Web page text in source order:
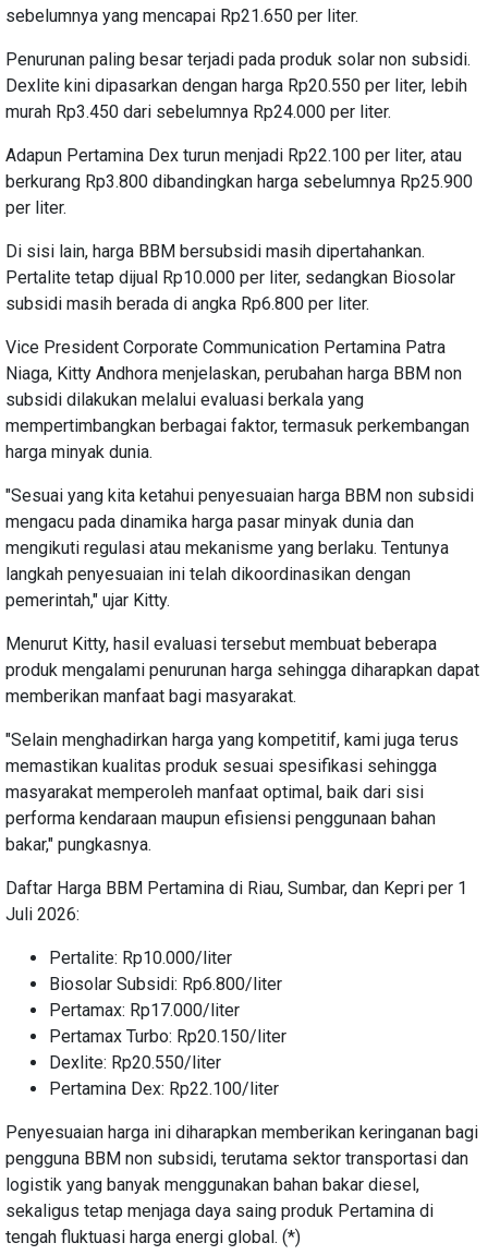
sebelumnya yang mencapai Rp21.650 per liter.
Penurunan paling besar terjadi pada produk solar non subsidi.
Dexlite kini dipasarkan dengan harga Rp20.550 per liter, lebih
murah Rp3.450 dari sebelumnya Rp24.000 per liter.
Adapun Pertamina Dex turun menjadi Rp22.100 per liter, atau
berkurang Rp3.800 dibandingkan harga sebelumnya Rp25.900
per liter.
Di sisi lain, harga BBM bersubsidi masih dipertahankan.
Pertalite tetap dijual Rp10.000 per liter, sedangkan Biosolar
subsidi masih berada di angka Rp6.800 per liter.
Vice President Corporate Communication Pertamina Patra
Niaga, Kitty Andhora menjelaskan, perubahan harga BBM non
subsidi dilakukan melalui evaluasi berkala yang
mempertimbangkan berbagai faktor, termasuk perkembangan
harga minyak dunia.
"Sesuai yang kita ketahui penyesuaian harga BBM non subsidi
mengacu pada dinamika harga pasar minyak dunia dan
mengikuti regulasi atau mekanisme yang berlaku. Tentunya
langkah penyesuaian ini telah dikoordinasikan dengan
pemerintah," ujar Kitty.
Menurut Kitty, hasil evaluasi tersebut membuat beberapa
produk mengalami penurunan harga sehingga diharapkan dapat
memberikan manfaat bagi masyarakat.
"Selain menghadirkan harga yang kompetitif, kami juga terus
memastikan kualitas produk sesuai spesifikasi sehingga
masyarakat memperoleh manfaat optimal, baik dari sisi
performa kendaraan maupun efisiensi penggunaan bahan
bakar," pungkasnya.
Daftar Harga BBM Pertamina di Riau, Sumbar, dan Kepri per 1
Juli 2026:
Pertalite: Rp10.000/liter
Biosolar Subsidi: Rp6.800/liter
Pertamax: Rp17.000/liter
Pertamax Turbo: Rp20.150/liter
Dexlite: Rp20.550/liter
Pertamina Dex: Rp22.100/liter
Penyesuaian harga ini diharapkan memberikan keringanan bagi
pengguna BBM non subsidi, terutama sektor transportasi dan
logistik yang banyak menggunakan bahan bakar diesel,
sekaligus tetap menjaga daya saing produk Pertamina di
tengah fluktuasi harga energi global. (*)